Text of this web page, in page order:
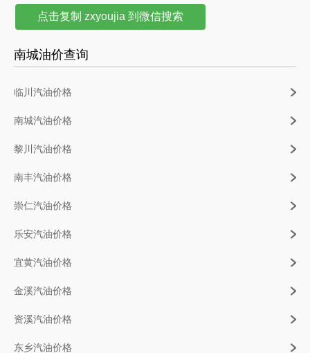
点击复制 zxyoujia 到微信搜索
南城油价查询
临川汽油价格
南城汽油价格
黎川汽油价格
南丰汽油价格
崇仁汽油价格
乐安汽油价格
宜黄汽油价格
金溪汽油价格
资溪汽油价格
东乡汽油价格